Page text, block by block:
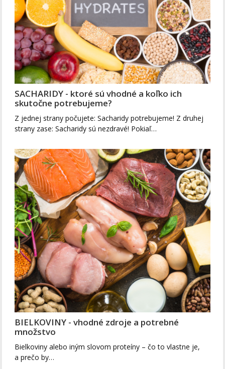
SACHARIDY - ktoré sú vhodné a koľko ich
skutočne potrebujeme?
Z jednej strany počujete: Sacharidy potrebujeme! Z druhej
strany zase: Sacharidy sú nezdravé! Pokiaľ…
BIELKOVINY - vhodné zdroje a potrebné
množstvo
Bielkoviny alebo iným slovom proteíny – čo to vlastne je,
a prečo by…